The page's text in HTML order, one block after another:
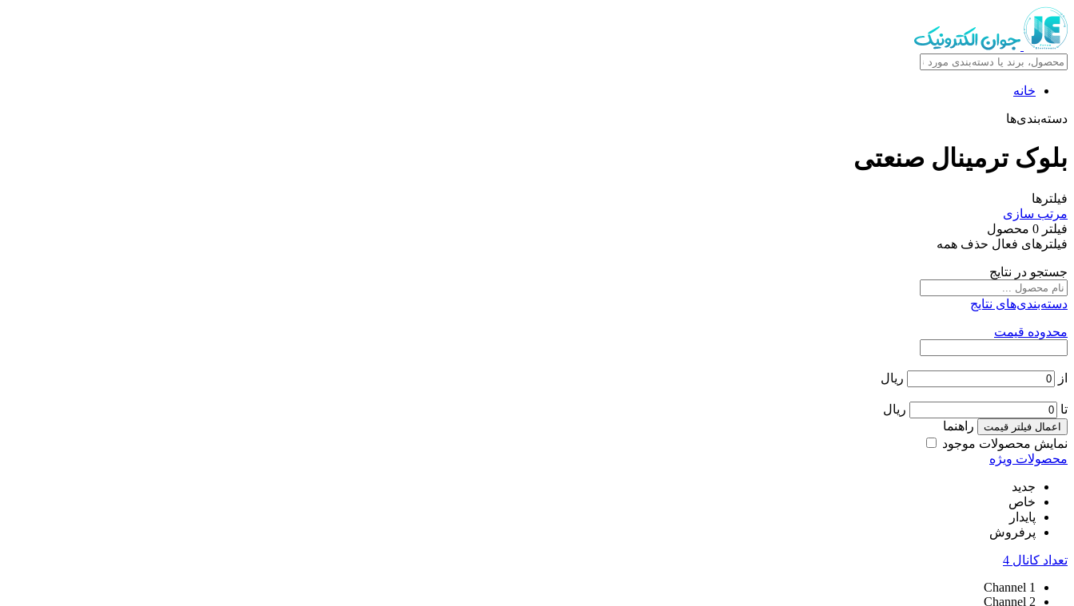
خانه
دسته‌بندی‌ها
بلوک ترمینال صنعتی
فیلترها
مرتب سازی
فیلتر 0 محصول
فیلترهای فعال حذف همه
جستجو در نتایج
دسته‌بندی‌های نتایج
محدوده قیمت
از ریال
تا ریال
اعمال فیلتر قیمت
راهنما
نمایش محصولات موجود
محصولات ویژه
جدید
خاص
پایدار
پرفروش
تعداد کانال 4
1
Channel
2
Channel